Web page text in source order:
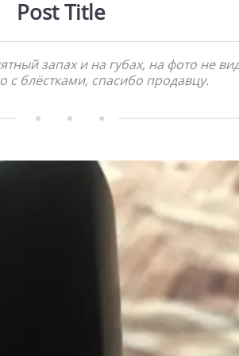
Post Title
запах и на губах, на фото не
с блёстками, спасибо продавцу.